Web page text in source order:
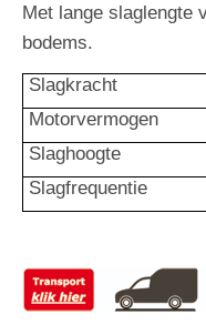
Met lange slaglengte
bodems.
Slagkracht
Motorvermogen
Slaghoogte
Slagfrequentie